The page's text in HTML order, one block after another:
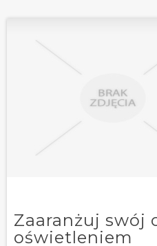
Zaaranżuj swój
oświetleniem